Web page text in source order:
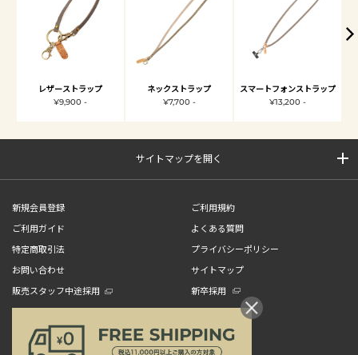
レザーストラップ
¥9,900 -
ネックストラップ
¥7,700 -
スマートフォンストラップ
¥13,200 -
サイトマップを開く
新規会員登録
ご利用規約
ご利用ガイド
よくある質問
特定商取引法
プライバシーポリシー
お問い合わせ
サイトマップ
販売スタッフ中途採用
新卒採用